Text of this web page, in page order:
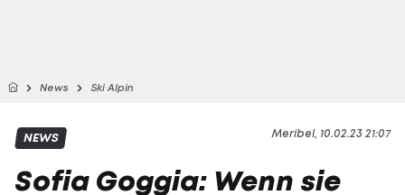
News Ski Alpin
Meribel, 10.02.23 21:07
NEWS
Sofia Goggia: Wenn sie